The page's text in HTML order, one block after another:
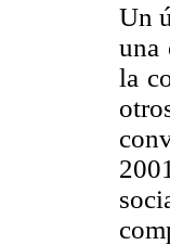
Un
una
la